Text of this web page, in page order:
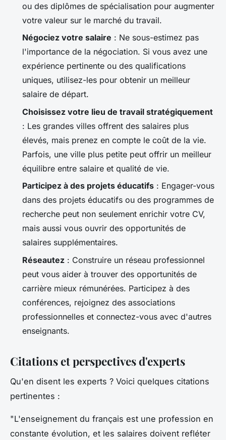
ou des diplômes de spécialisation pour augmenter
votre valeur sur le marché du travail.
Négociez votre salaire : Ne sous-estimez pas
l'importance de la négociation. Si vous avez une
expérience pertinente ou des qualifications
uniques, utilisez-les pour obtenir un meilleur
salaire de départ.
Choisissez votre lieu de travail stratégiquement
: Les grandes villes offrent des salaires plus
élevés, mais prenez en compte le coût de la vie.
Parfois, une ville plus petite peut offrir un meilleur
équilibre entre salaire et qualité de vie.
Participez à des projets éducatifs : Engager-vous
dans des projets éducatifs ou des programmes de
recherche peut non seulement enrichir votre CV,
mais aussi vous ouvrir des opportunités de
salaires supplémentaires.
Réseautez : Construire un réseau professionnel
peut vous aider à trouver des opportunités de
carrière mieux rémunérées. Participez à des
conférences, rejoignez des associations
professionnelles et connectez-vous avec d'autres
enseignants.
Citations et perspectives d'experts
Qu'en disent les experts ? Voici quelques citations
pertinentes :
"L'enseignement du français est une profession en
constante évolution, et les salaires doivent refléter